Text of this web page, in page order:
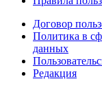
Договор
Политика в
данных
Редакция